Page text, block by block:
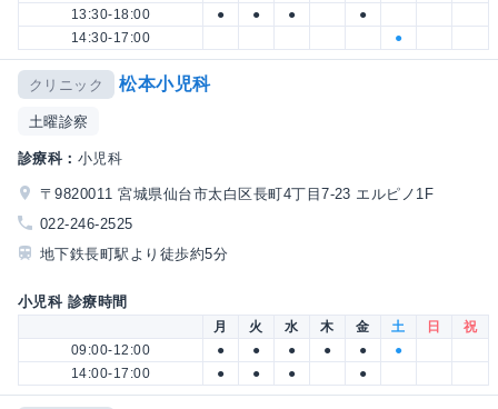
13:30-18:00
● ● ●
●
14:30-17:00
●
クリニック 松本小児科
土曜診察
診療科： 小児科
〒9820011 宮城県仙台市太白区長町4丁目7-23 エルピノ1F
022-246-2525
地下鉄長町駅より徒歩約5分
小児科 診療時間
月 火 水 木 金 土 日
祝
09:00-12:00
● ● ● ● ●
●
14:00-17:00
● ● ● ●